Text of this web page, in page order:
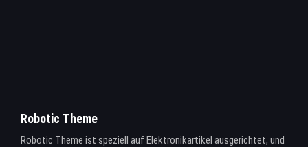
Robotic Theme
Robotic Theme ist speziell auf Elektronikartikel ausgerichtet, und